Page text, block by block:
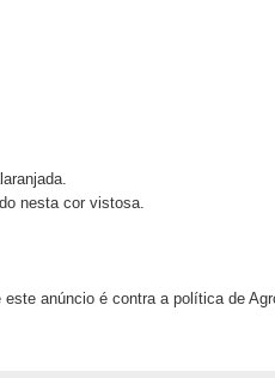
nesta cor vistosa.
anúncio é contra a política de